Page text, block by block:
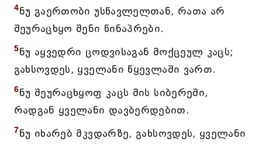
4ნუ გაერთობი უსწავლელთან, რათა არ
შეურაცხყო შენი წინაპრები.
5ნუ აყვედრი ცოდვისაგან მოქცეულ კაცს;
გახსოვდეს, ყველანი წყევლაში ვართ.
6ნუ შეურაცხყოფ კაცს მის სიბერეში,
რადგან ყველანი დავბერდებით.
7ნუ იხარებ მკვდარზე, გახსოვდეს, ყველანი